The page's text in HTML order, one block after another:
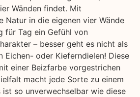
Wänden findet. Mit
Natur in die eigenen vier Wände
für Tag ein Gefühl von
– besser geht es nicht als
Eichen- oder Kieferndielen! Diese
einer Beizfarbe vorgestrichen
macht jede Sorte zu einem
ist so unverwechselbar wie diese